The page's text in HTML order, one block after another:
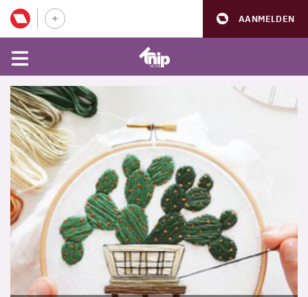
AANMELDEN